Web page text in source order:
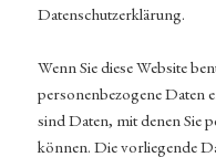
Datenschutzerklärung.
Wenn Sie diese Website
personenbezogene Daten
sind Daten, mit denen Sie
können. Die vorliegende